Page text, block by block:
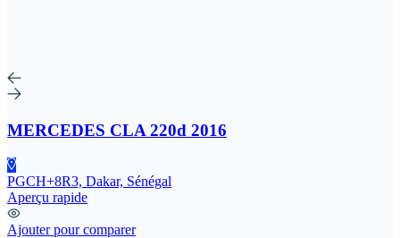
MERCEDES CLA 220d 2016
PGCH+8R3, Dakar, Sénégal
Aperçu rapide
Ajouter pour comparer